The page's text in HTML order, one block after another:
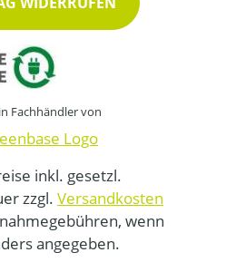
Fachhändler von
inkl. gesetzl.
zzgl. Versandkosten
wenn
angegeben.